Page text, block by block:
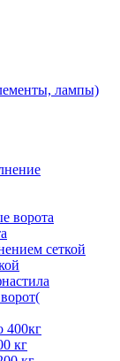
лампы)
ворота
сеткой
кг